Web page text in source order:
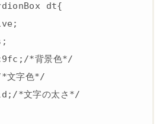
dt{
*背景色*/
字色*/
*文字の太さ*/